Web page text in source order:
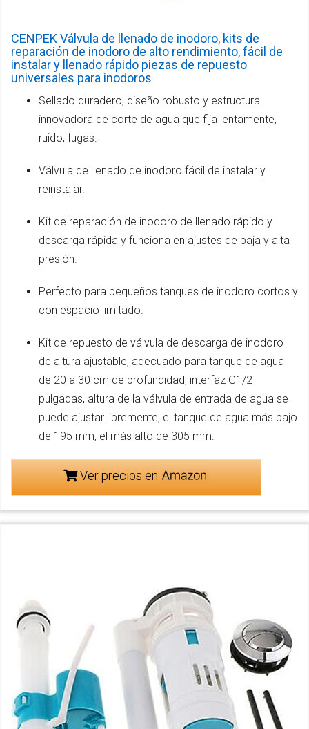
CENPEK Válvula de llenado de inodoro, kits de
reparación de inodoro de alto rendimiento, fácil de
instalar y llenado rápido piezas de repuesto
universales para inodoros
Sellado duradero, diseño robusto y estructura
innovadora de corte de agua que fija lentamente,
ruido, fugas.
Válvula de llenado de inodoro fácil de instalar y
reinstalar.
Kit de reparación de inodoro de llenado rápido y
descarga rápida y funciona en ajustes de baja y alta
presión.
Perfecto para pequeños tanques de inodoro cortos y
con espacio limitado.
Kit de repuesto de válvula de descarga de inodoro
de altura ajustable, adecuado para tanque de agua
de 20 a 30 cm de profundidad, interfaz G1/2
pulgadas, altura de la válvula de entrada de agua se
puede ajustar libremente, el tanque de agua más bajo
de 195 mm, el más alto de 305 mm.
Ver precios en